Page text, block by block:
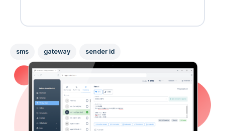
sms gateway sender id